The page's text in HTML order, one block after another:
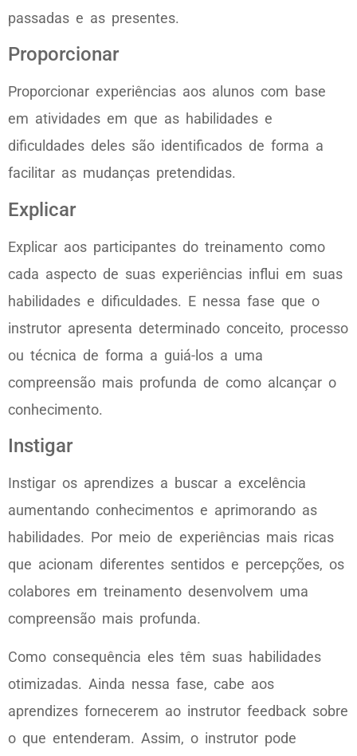
passadas e as presentes.
Proporcionar
Proporcionar experiências aos alunos com base
em atividades em que as habilidades e
dificuldades deles são identificados de forma a
facilitar as mudanças pretendidas.
Explicar
Explicar aos participantes do treinamento como
cada aspecto de suas experiências influi em suas
habilidades e dificuldades. E nessa fase que o
instrutor apresenta determinado conceito, processo
ou técnica de forma a guiá-los a uma
compreensão mais profunda de como alcançar o
conhecimento.
Instigar
Instigar os aprendizes a buscar a excelência
aumentando conhecimentos e aprimorando as
habilidades. Por meio de experiências mais ricas
que acionam diferentes sentidos e percepções, os
colabores em treinamento desenvolvem uma
compreensão mais profunda.
Como consequência eles têm suas habilidades
otimizadas. Ainda nessa fase, cabe aos
aprendizes fornecerem ao instrutor feedback sobre
o que entenderam. Assim, o instrutor pode